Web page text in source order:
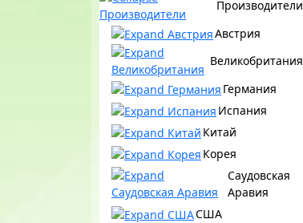
Производители
Австрия
Великобритания
Германия
Испания
Китай
Корея
Саудовская
Аравия
США